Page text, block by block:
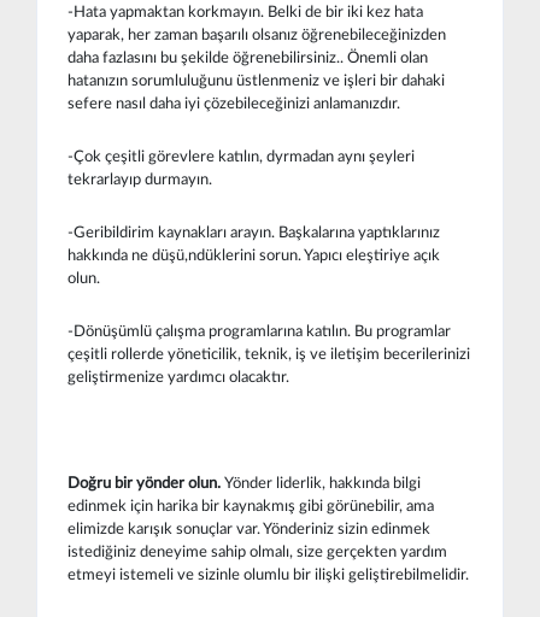
-Hata yapmaktan korkmayın. Belki de bir iki kez hata
yaparak, her zaman başarılı olsanız öğrenebileceğinizden
daha fazlasını bu şekilde öğrenebilirsiniz.. Önemli olan
hatanızın sorumluluğunu üstlenmeniz ve işleri bir dahaki
sefere nasıl daha iyi çözebileceğinizi anlamanızdır.
-Çok çeşitli görevlere katılın, dyrmadan aynı şeyleri
tekrarlayıp durmayın.
-Geribildirim kaynakları arayın. Başkalarına yaptıklarınız
hakkında ne düşü,ndüklerini sorun. Yapıcı eleştiriye açık
olun.
-Dönüşümlü çalışma programlarına katılın. Bu programlar
çeşitli rollerde yöneticilik, teknik, iş ve iletişim becerilerinizi
geliştirmenize yardımcı olacaktır.
Doğru bir yönder olun. Yönder liderlik, hakkında bilgi
edinmek için harika bir kaynakmış gibi görünebilir, ama
elimizde karışık sonuçlar var. Yönderiniz sizin edinmek
istediğiniz deneyime sahip olmalı, size gerçekten yardım
etmeyi istemeli ve sizinle olumlu bir ilişki geliştirebilmelidir.